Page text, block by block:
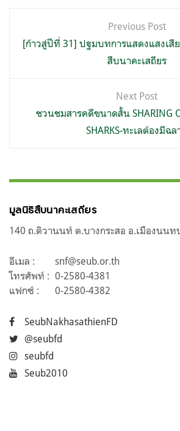
เรื่อง
Previous Post
[ก้าวสู่ปีที่ 31] ปฐมบทการแสดงแสงเ
สืบนาคะเสถียร
Next Post
ชวนชมสารคดีขนาดสั้น SHARING
SHARKS-ทะเลต้องมีฉล
มูลนิธิสืบนาคะเสถียร
140 ถ.ติวานนท์ ต.บางกระสอ อ.เมืองนน
อีเมล :
snf@seub.or.th
โทรศัพท์ : 0-2580-4381
แฟกซ์ :
0-2580-4382
SeubNakhasathienFD
@seubfd
seubfd
Seub2010